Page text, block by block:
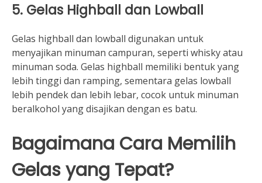
5. Gelas Highball dan Lowball
Gelas highball dan lowball digunakan untuk
menyajikan minuman campuran, seperti whisky atau
minuman soda. Gelas highball memiliki bentuk yang
lebih tinggi dan ramping, sementara gelas lowball
lebih pendek dan lebih lebar, cocok untuk minuman
beralkohol yang disajikan dengan es batu.
Bagaimana Cara Memilih
Gelas yang Tepat?